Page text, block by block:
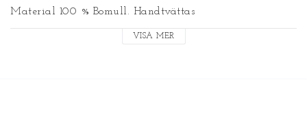
Material 100 % Bomull. Handtvättas
VISA MER